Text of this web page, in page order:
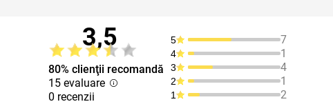
3,5
80% clienţii recomandă
15 evaluare
0 recenzii
5 7
4 1
3 4
2 1
1 2